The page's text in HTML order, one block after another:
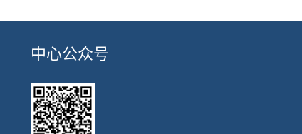
中心公众号